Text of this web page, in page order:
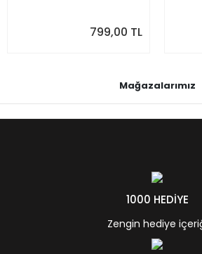
799,00 TL
Mağazalarımız
1000 HEDİYE
Zengin hediye